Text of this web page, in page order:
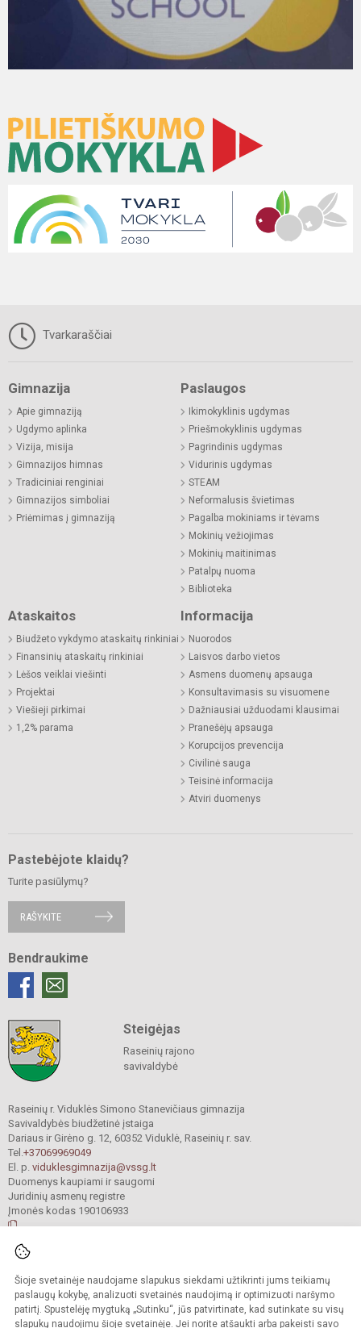
Šioje svetainėje naudojame slapukus siekdami užtikrinti jums teikiamų
paslaugų kokybę, analizuoti svetainės naudojimą ir optimizuoti naršymo
patirtį. Spustelėję mygtuką „Sutinku“, jūs patvirtinate, kad sutinkate su visų
slapukų naudojimu šioje svetainėje. Jei norite atšaukti arba pakeisti savo
Tvarkaraščiai
Gimnazija
Apie gimnaziją
Ugdymo aplinka
Vizija, misija
Gimnazijos himnas
Tradiciniai renginiai
Gimnazijos simboliai
Priėmimas į gimnaziją
Paslaugos
Ikimokyklinis ugdymas
Priešmokyklinis ugdymas
Pagrindinis ugdymas
Vidurinis ugdymas
STEAM
Neformalusis švietimas
Pagalba mokiniams ir tėvams
Mokinių vežiojimas
Mokinių maitinimas
Patalpų nuoma
Biblioteka
Ataskaitos
Biudžeto vykdymo ataskaitų rinkiniai
Finansinių ataskaitų rinkiniai
Lėšos veiklai viešinti
Projektai
Viešieji pirkimai
1,2% parama
Informacija
Nuorodos
Laisvos darbo vietos
Asmens duomenų apsauga
Konsultavimasis su visuomene
Dažniausiai užduodami klausimai
Pranešėjų apsauga
Korupcijos prevencija
Civilinė sauga
Teisinė informacija
Atviri duomenys
Pastebėjote klaidų?
Turite pasiūlymų?
RAŠYKITE
Bendraukime
Steigėjas
Raseinių rajono
savivaldybė
Raseinių r. Viduklės Simono Stanevičiaus gimnazija
Savivaldybės biudžetinė įstaiga
Dariaus ir Girėno g. 12, 60352 Viduklė, Raseinių r. sav.
Tel. +37069969049
El. p. viduklesgimnazija@vssg.lt
Duomenys kaupiami ir saugomi
Juridinių asmenų registre
Įmonės kodas 190106933
saugomos.
Kopijuoti turinį be raštiško gimnazijos sutikimo griežtai draudžiama.
Prieinamumo paraiška Slapukų valdymas